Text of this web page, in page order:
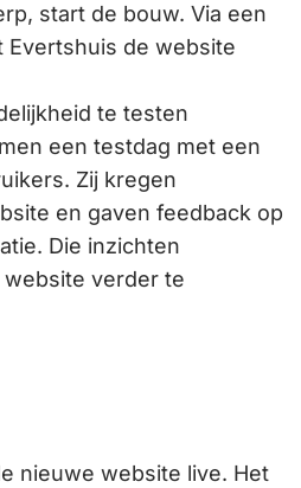
start de bouw. Via een
de website
te testen
een testdag met een
Zij kregen
en gaven feedback op
Die inzichten
verder te
nieuwe website live. Het